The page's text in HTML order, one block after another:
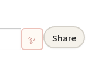
✨ Share